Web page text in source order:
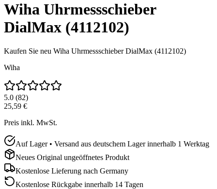
Wiha Uhrmessschieber
DialMax (4112102)
Kaufen Sie neu Wiha Uhrmessschieber DialMax (4112102)
Wiha
5.0 (82)
25,59 €
Preis inkl. MwSt.
Auf Lager • Versand aus deutschem Lager innerhalb 1 Werktag
Neues Original ungeöffnetes Produkt
Kostenlose Lieferung nach Germany
Kostenlose Rückgabe innerhalb 14 Tagen